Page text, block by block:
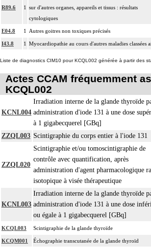
R89.6 1
sur d'autres organes, appareils et tissus : résultats
cytologiques
E04.8 1 Autres goitres non toxiques précisés
I43.8 1 Myocardiopathie au cours d'autres maladies classées
Liste de diagnostics CIM10 pour KCQL002 générée à partir des
Actes CCAM fréquemment
KCQL002
KCNL004
Irradiation interne de la glande thyroïde
administration d'iode 131 à une dose
à 1 gigabecquerel [GBq]
ZZQL003 Scintigraphie du corps entier à l'iode 131
ZZQL020
Scintigraphie et/ou tomoscintigraphie de
contrôle avec quantification, après
administration d'agent pharmacologique
isotopique à visée thérapeutique
KCNL003
Irradiation interne de la glande thyroïde
administration d'iode 131 à une dose
ou égale à 1 gigabecquerel [GBq]
KCQL003 Scintigraphie de la glande thyroïde
KCQM001 Échographie transcutanée de la glande thyroïd